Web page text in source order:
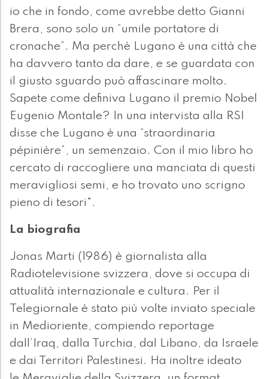
io che in fondo, come avrebbe detto Gianni
Brera, sono solo un “umile portatore di
cronache”. Ma perchè Lugano è una città che
ha davvero tanto da dare, e se guardata con
il giusto sguardo può affascinare molto.
Sapete come definiva Lugano il premio Nobel
Eugenio Montale? In una intervista alla RSI
disse che Lugano è una “straordinaria
pépinière”, un semenzaio. Con il mio libro ho
cercato di raccogliere una manciata di questi
meravigliosi semi, e ho trovato uno scrigno
pieno di tesori".
La biografia
Jonas Marti (1986) è giornalista alla
Radiotelevisione svizzera, dove si occupa di
attualità internazionale e cultura. Per il
Telegiornale è stato più volte inviato speciale
in Medioriente, compiendo reportage
dall’Iraq, dalla Turchia, dal Libano, da Israele
e dai Territori Palestinesi. Ha inoltre ideato